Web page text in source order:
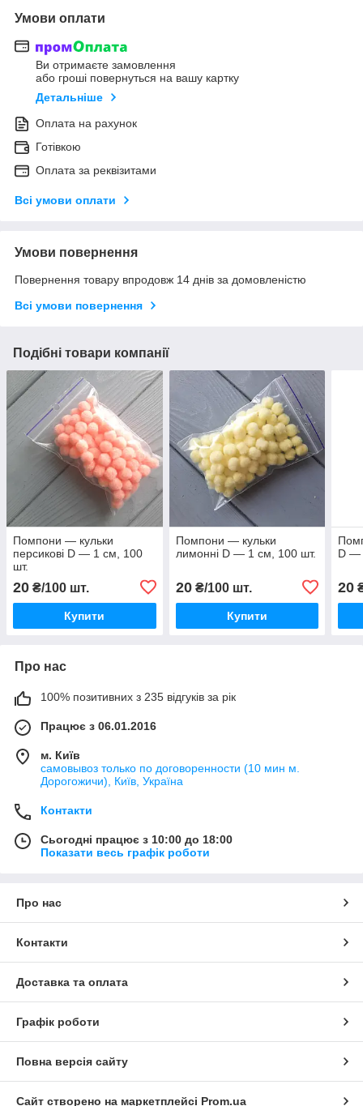
Умови оплати
Ви отримаєте замовлення
або гроші повернуться на вашу картку
Детальніше
Оплата на рахунок
Готівкою
Оплата за реквізитами
Всі умови оплати
Умови повернення
Повернення товару впродовж 14 днів за домовленістю
Всі умови повернення
Подібні товари компанії
Помпони — кульки
персикові D — 1 см, 100
шт.
20 ₴/100 шт.
Купити
Помпони — кульки
лимонні D — 1 см, 100 шт.
20₴/100 шт.
Купити
D —
20
Про нас
100% позитивних з 235 відгуків за рік
Працює з 06.01.2016
м. Київ
самовывоз только по договоренности (10 мин м.
Дорогожичи), Київ, Україна
Контакти
Сьогодні працює з 10:00 до 18:00
Показати весь графік роботи
Про нас
Контакти
Доставка та оплата
Графік роботи
Повна версія сайту
Сайт створено на маркетплейсі Prom.ua